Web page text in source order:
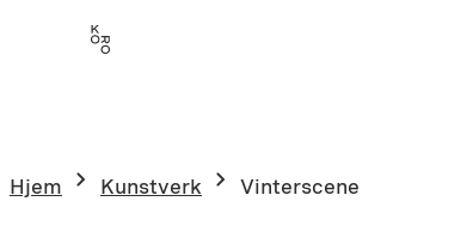
Hjem Kunstverk Vinterscene